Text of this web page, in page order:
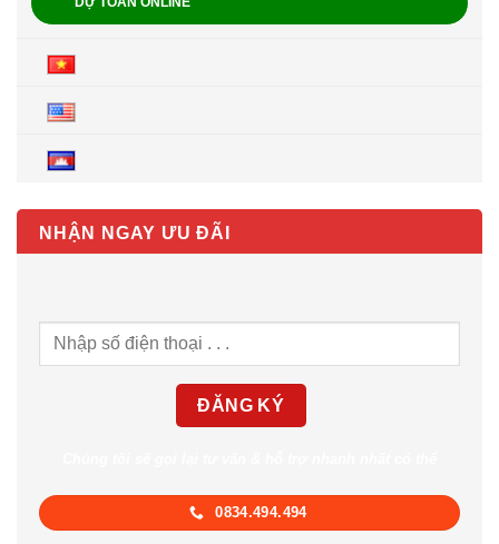
NHẬN NGAY ƯU ĐÃI
0834.494.494